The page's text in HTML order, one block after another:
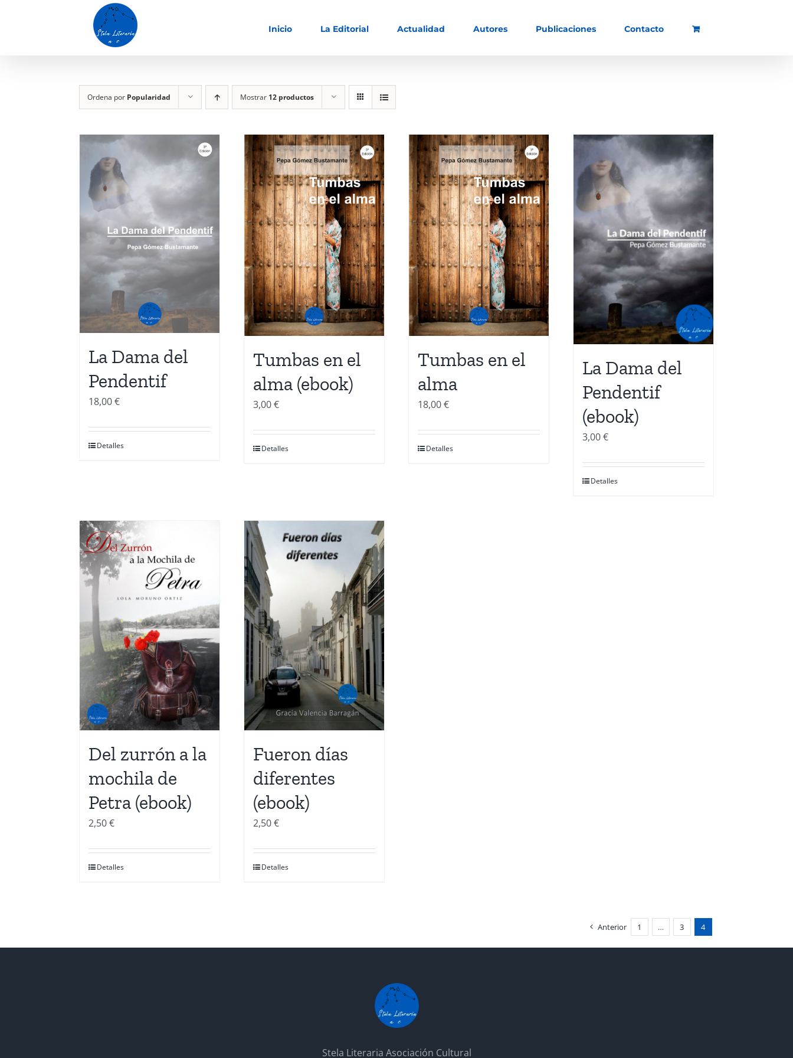
Inicio La Editorial Actualidad Autores Publicaciones Contacto
Ordena por Popularidad Mostrar 12 productos
La Dama del
Pendentif
18,00€
Detalles
Tumbas en el
alma (ebook)
3,00€
Detalles
Tumbas en el
alma
18,00€
Detalles
La Dama del
Pendentif
(ebook)
3,00€
Detalles
Del zurrón a la
mochila de
Petra (ebook)
2,50€
Detalles
Fueron días
diferentes
(ebook)
2,50€
Detalles
Anterior 1 … 3 4
Stela Literaria Asociación Cultural